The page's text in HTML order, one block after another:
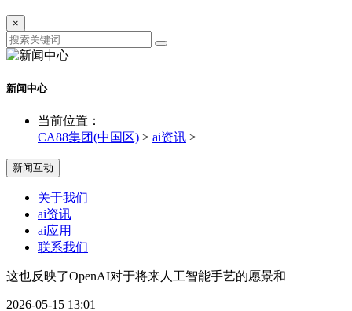
×
新闻中心
当前位置：
CA88集团(中国区) > ai资讯 >
新闻互动
关于我们
ai资讯
ai应用
联系我们
这也反映了OpenAI对于将来人工智能手艺的愿景和
2026-05-15 13:01